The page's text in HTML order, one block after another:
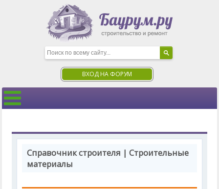
ВХОД НА ФОРУМ
Справочник строителя | Строительные
материалы